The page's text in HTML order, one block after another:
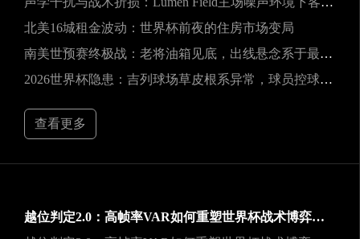
北美16城租金波动：世界杯前夜的住房市场变局
南美世预赛终极战：老将油箱见底，出线悬念系于最后一口气
2026世界杯隐患：吉列球场草皮根系异常，球员控球可能严重失准
查看更多
越位判定2.0：高帧率VAR如何重塑世界杯战术博弈规则